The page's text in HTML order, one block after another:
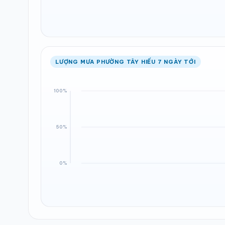
LƯỢNG MƯA PHƯỜNG TÂY HIẾU 7 NGÀY TỚI